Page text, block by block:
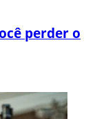
perder o